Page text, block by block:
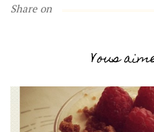
Share on
Vous